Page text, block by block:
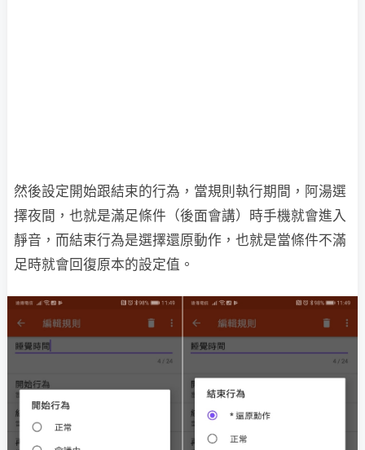
然後設定開始跟結束的行為，當規則執行期間，阿湯選
擇夜間，也就是滿足條件（後面會講）時手機就會進入
靜音，而結束行為是選擇還原動作，也就是當條件不滿
足時就會回復原本的設定值。